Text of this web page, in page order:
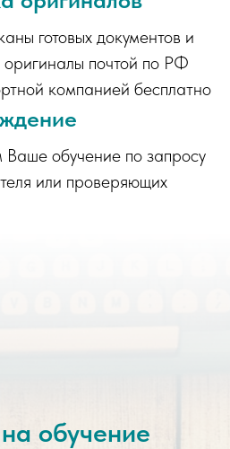
готовых документов и
почтой по РФ
компанией бесплатно
обучение по запросу
или проверяющих
обучение